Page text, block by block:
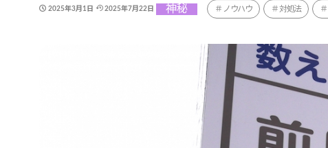
2025年3月1日 2025年7月22日 神秘 ノウハウ 対処法